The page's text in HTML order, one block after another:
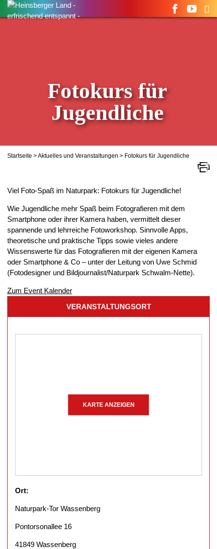
Suchen
nach:
Fotokurs für
Jugendliche
Startseite >Aktuelles und Veranstaltungen > Fotokurs für Jugendliche
Viel Foto-Spaß im Naturpark: Fotokurs für Jugendliche!
Wie Jugendliche mehr Spaß beim Fotografieren mit dem
Smartphone oder ihrer Kamera haben, vermittelt dieser
spannende und lehrreiche Fotoworkshop. Sinnvolle Apps,
theoretische und praktische Tipps sowie vieles andere
Wissenswerte für das Fotografieren mit der eigenen Kamera
oder Smartphone & Co – unter der Leitung von Uwe Schmid
(Fotodesigner und Bildjournalist/Naturpark Schwalm-Nette).
Zum Event Kalender
VERANSTALTUNGSORT
KARTE ANZEIGEN
Ort:
Naturpark-Tor Wassenberg
Pontorsonallee 16
41849 Wassenberg